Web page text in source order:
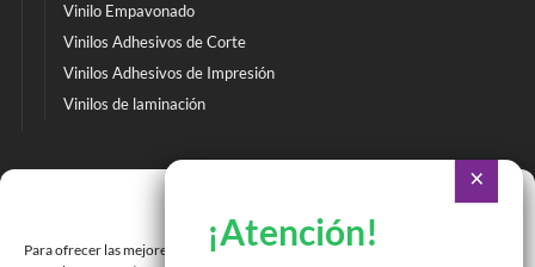
Para ofrecer las mejores experiencias, utilizamos tecnologías como las cookies
Vinilo Empavonado
Vinilos Adhesivos de Corte
Vinilos Adhesivos de Impresión
Vinilos de laminación
Román Spech 3213, Quinta Normal, Región Metropolitana